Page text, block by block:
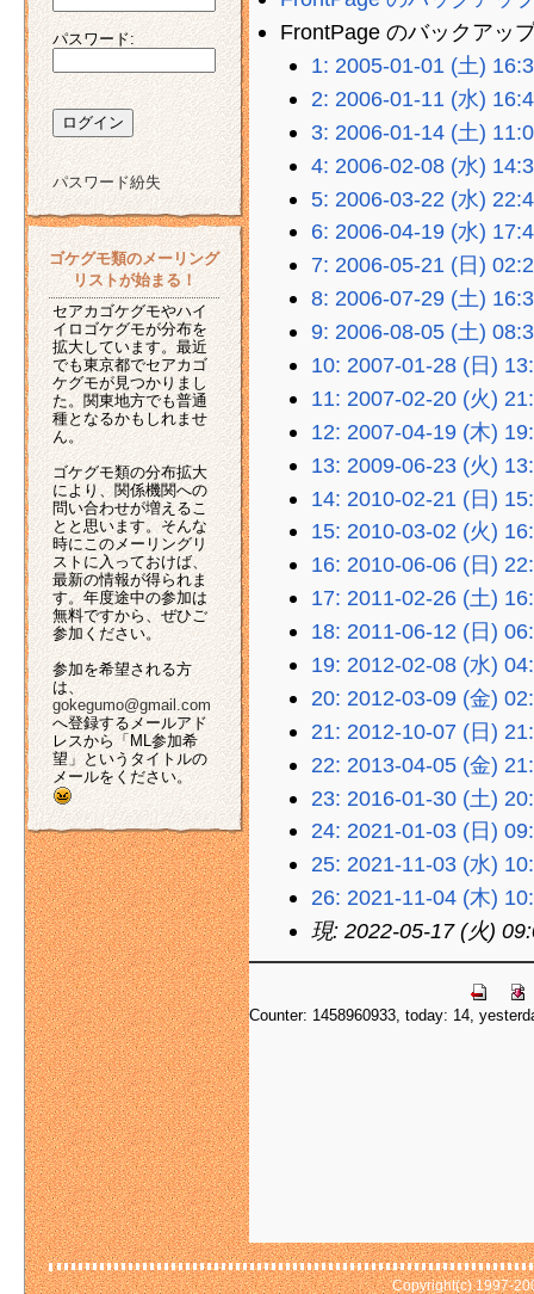
パスワード:
パスワード紛失
ゴケグモ類のメーリング
リストが始まる！
セアカゴケグモやハイ
イロゴケグモが分布を
拡大しています。最近
でも東京都でセアカゴ
ケグモが見つかりまし
た。関東地方でも普通
種となるかもしれませ
ん。
ゴケグモ類の分布拡大
により、関係機関への
問い合わせが増えるこ
とと思います。そんな
時にこのメーリングリ
ストに入っておけば、
最新の情報が得られま
す。年度途中の参加は
無料ですから、ぜひご
参加ください。
参加を希望される方
は、
gokegumo@gmail.com
へ登録するメールアド
レスから「ML参加希
望」というタイトルの
メールをください。
FrontPage のバックアッ
1: 2005-01-01 (土)
2: 2006-01-11 (水)
3: 2006-01-14 (土)
4: 2006-02-08 (水)
5: 2006-03-22 (水)
6: 2006-04-19 (水)
7: 2006-05-21 (日)
8: 2006-07-29 (土)
9: 2006-08-05 (土)
10: 2007-01-28 (日)
11: 2007-02-20 (火)
12: 2007-04-19 (木)
13: 2009-06-23 (火)
14: 2010-02-21 (日)
15: 2010-03-02 (火)
16: 2010-06-06 (日)
17: 2011-02-26 (土)
18: 2011-06-12 (日)
19: 2012-02-08 (水)
20: 2012-03-09 (金)
21: 2012-10-07 (日)
22: 2013-04-05 (金)
23: 2016-01-30 (土)
24: 2021-01-03 (日)
25: 2021-11-03 (水)
26: 2021-11-04 (木)
現: 2022-05-17 (火)
Counter: 1458960933, today: 14,
Copyright(c) 1997-